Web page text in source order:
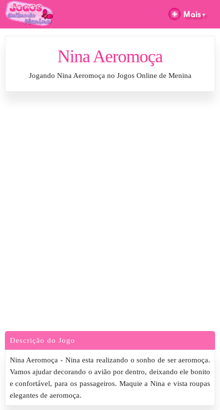
Nina Aeromoça
Jogando Nina Aeromoça no Jogos Online de Menina
Descrição do Jogo
Nina Aeromoça - Nina esta realizando o sonho de ser aeromoça.
Vamos ajudar decorando o avião por dentro, deixando ele bonito
e confortável, para os passageiros. Maquie a Nina e vista roupas
elegantes de aeromoça.